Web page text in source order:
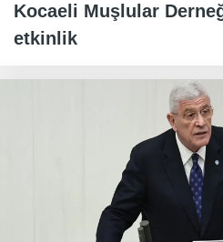
Kocaeli Muşlular
etkinlik